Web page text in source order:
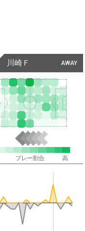
AWAY
川崎Ｆ
プレー割合 高